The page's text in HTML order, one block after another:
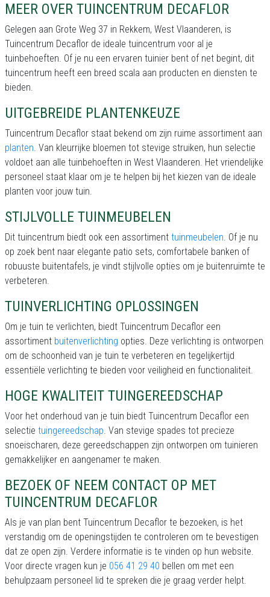
MEER OVER TUINCENTRUM DECAFLOR
Gelegen aan Grote Weg 37 in Rekkem, West Vlaanderen, is
Tuincentrum Decaflor de ideale tuincentrum voor al je
tuinbehoeften. Of je nu een ervaren tuinier bent of net begint, dit
tuincentrum heeft een breed scala aan producten en diensten te
bieden.
UITGEBREIDE PLANTENKEUZE
Tuincentrum Decaflor staat bekend om zijn ruime assortiment aan
planten. Van kleurrijke bloemen tot stevige struiken, hun selectie
voldoet aan alle tuinbehoeften in West Vlaanderen. Het vriendelijke
personeel staat klaar om je te helpen bij het kiezen van de ideale
planten voor jouw tuin.
STIJLVOLLE TUINMEUBELEN
Dit tuincentrum biedt ook een assortiment tuinmeubelen. Of je nu
op zoek bent naar elegante patio sets, comfortabele banken of
robuuste buitentafels, je vindt stijlvolle opties om je buitenruimte te
verbeteren.
TUINVERLICHTING OPLOSSINGEN
Om je tuin te verlichten, biedt Tuincentrum Decaflor een
assortiment buitenverlichting opties. Deze verlichting is ontworpen
om de schoonheid van je tuin te verbeteren en tegelijkertijd
essentiële verlichting te bieden voor veiligheid en functionaliteit.
HOGE KWALITEIT TUINGEREEDSCHAP
Voor het onderhoud van je tuin biedt Tuincentrum Decaflor een
selectie tuingereedschap. Van stevige spades tot precieze
snoeischaren, deze gereedschappen zijn ontworpen om tuinieren
gemakkelijker en aangenamer te maken.
BEZOEK OF NEEM CONTACT OP MET
TUINCENTRUM DECAFLOR
Als je van plan bent Tuincentrum Decaflor te bezoeken, is het
verstandig om de openingstijden te controleren om te bevestigen
dat ze open zijn. Verdere informatie is te vinden op hun website.
Voor directe vragen kun je 056 41 29 40 bellen om met een
behulpzaam personeel lid te spreken die je graag verder helpt.